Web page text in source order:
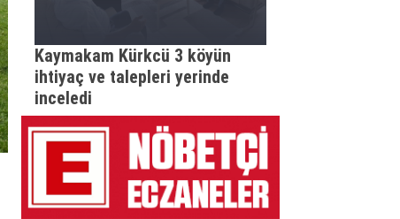
Kaymakam Kürkcü 3 köyün
ihtiyaç ve talepleri yerinde
inceledi